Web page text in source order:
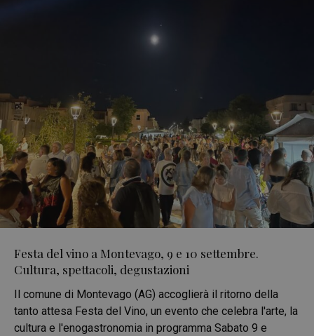
Festa del vino a Montevago, 9 e 10 settembre.
Cultura, spettacoli, degustazioni
Il comune di Montevago (AG) accoglierà il ritorno della
tanto attesa Festa del Vino, un evento che celebra l'arte, la
cultura e l'enogastronomia in programma Sabato 9 e